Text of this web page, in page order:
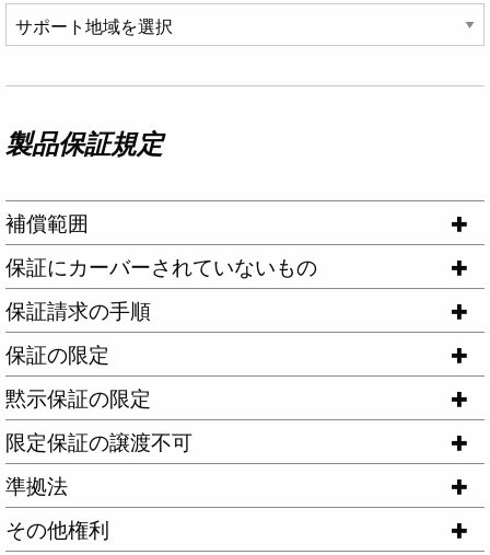
製品保証規定
補償範囲
保証にカーバーされていないもの
保証請求の手順
保証の限定
黙示保証の限定
限定保証の譲渡不可
準拠法
その他権利